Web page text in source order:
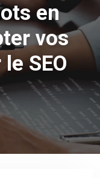
en
vos
SEO